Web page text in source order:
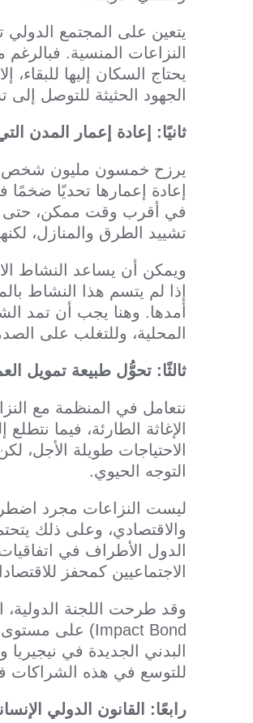
يتعين على المجتمع الدولي
النزاعات المنسية.
الجهود الحثيثة للتوصل
ثانيًا: إعادة إعمار المدن
يرزح خمسون مليون شخص
إعادة إعمارها تحديًا ضخمًا
في أقرب وقت ممكن، حتى
تشييد الطرق والمنازل،
ويمكن أن يساعد النشاط
إذا لم يتسم هذا النشاط
أمدها. وهنا يجب أن تمد
المحلية، وللتغلب على
ثالثًا: تحوُّل طبيعة تمويل
نتعامل في المنظمة مع
الاحتياجات طويلة الأجل،
التوجه الحيوي.
ليست النزاعات مجرد
والاقتصادي، وعلى ذلك
الدول الأطراف في
الاجتماعيين كمحفز
البدني الجديدة في نيجيريا
للتوسع في هذه الشراكات في
رابعًا: القانون الدولي